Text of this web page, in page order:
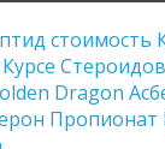
стоимость
Стероидов
Dragon
Пропионат